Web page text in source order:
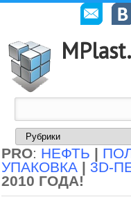
PRO: НЕФТЬ |
УПАКОВКА | 3D-
2010 ГОДА!